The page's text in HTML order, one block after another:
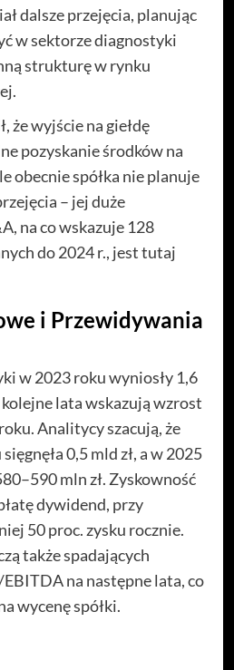
dalsze przejęcia, planując
w sektorze diagnostyki
strukturę w rynku
że wyjście na giełdę
pozyskanie środków na
obecnie spółka nie planuje
– jej duże
na co wskazuje 128
do 2024 r., jest tutaj
i Przewidywania
w 2023 roku wyniosły 1,6
kolejne lata wskazują wzrost
Analitycy szacują, że
0,5 mld zł, a w 2025
mln zł. Zyskowność
dywidend, przy
50 proc. zysku rocznie.
także spadających
na następne lata, co
wycenę spółki.